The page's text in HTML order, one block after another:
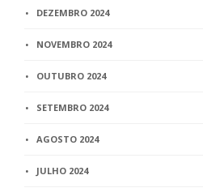
DEZEMBRO 2024
NOVEMBRO 2024
OUTUBRO 2024
SETEMBRO 2024
AGOSTO 2024
JULHO 2024